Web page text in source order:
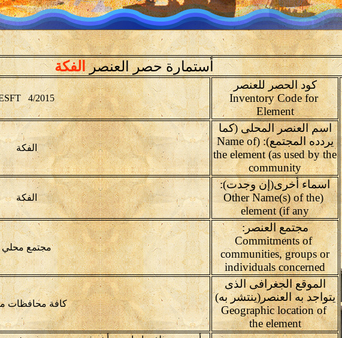
أستمارة حصر العنصرالفكة
كود الحصر للعنصر
Inventory Code for
Element
4/2015
اسم العنصر المحلى (كما
يردده المجتمع): (Name of
the element (as used by the
community
الفكة
اسماء أخرى(إن وجدت):
(Other Name(s) of the
element (if any
الفكة
مجتمع العنصر:
Commitments of
communities, groups or
individuals concerned
مجتمع محلي
الموقع الجغرافى الذى
يتواجد به العنصر(ينتشر به)
Geographic location of
the element
كافة محافظات